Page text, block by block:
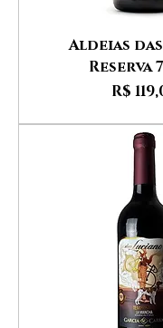
Aldeias
Reserva
Preço
R$